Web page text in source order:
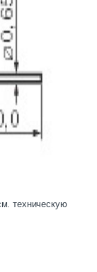
техническую